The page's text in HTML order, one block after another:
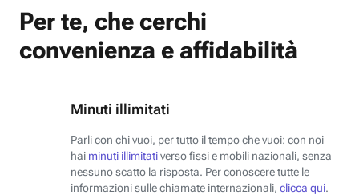
Per te, che cerchi
convenienza e affidabilità
Minuti illimitati
Parli con chi vuoi, per tutto il tempo che vuoi: con noi
hai minuti illimitativerso fissi e mobili nazionali, senza
nessuno scatto la risposta. Per conoscere tutte le
informazioni sulle chiamate internazionali, clicca qui.